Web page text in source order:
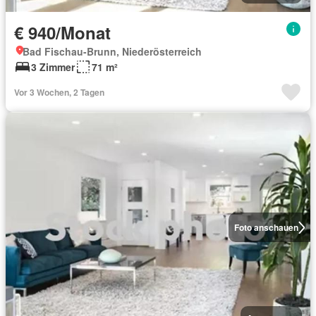
€ 940/Monat
Bad Fischau-Brunn, Niederösterreich
3 Zimmer
71 m²
Vor 3 Wochen, 2 Tagen
Foto anschauen